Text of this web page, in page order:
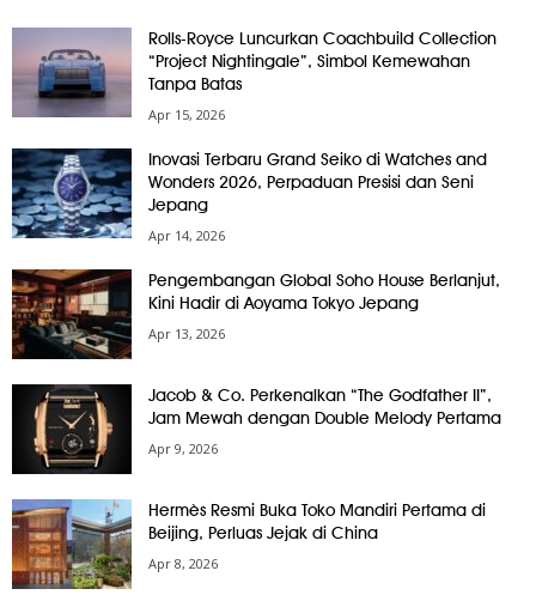
Rolls-Royce Luncurkan Coachbuild Collection
“Project Nightingale”, Simbol Kemewahan
Tanpa Batas
Apr 15, 2026
Inovasi Terbaru Grand Seiko di Watches and
Wonders 2026, Perpaduan Presisi dan Seni
Jepang
Apr 14, 2026
Pengembangan Global Soho House Berlanjut,
Kini Hadir di Aoyama Tokyo Jepang
Apr 13, 2026
Jacob & Co. Perkenalkan “The Godfather II”,
Jam Mewah dengan Double Melody Pertama
Apr 9, 2026
Hermès Resmi Buka Toko Mandiri Pertama di
Beijing, Perluas Jejak di China
Apr 8, 2026